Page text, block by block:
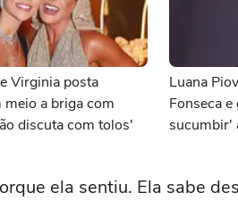
Virginia posta
meio a briga com
discuta com tolos'
Luana
Fonseca
sucumbir'
ela sentiu. Ela sabe